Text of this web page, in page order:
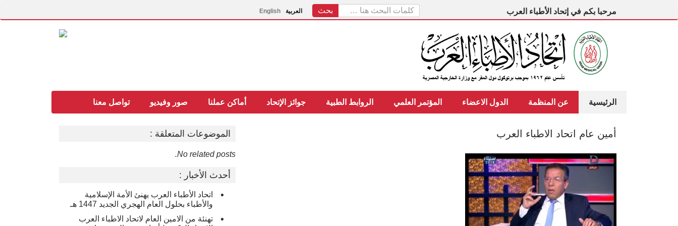
مرحبا بكم في إتحاد الأطباء العرب العربية English
الرئيسية عن المنظمة الدول الاعضاء المؤتمر العلمي الروابط الطبية جوائز الإتحاد أماكن عملنا صور وفيديو تواصل معنا
أمين عام اتحاد الاطباء العرب الموضوعات المتعلقة :
No related posts.
أحدث الأخبار :
اتحاد الأطباء العرب يهنئ الأمة الإسلامية
والأطباء بحلول العام الهجري الجديد 1447 هـ
تهنئة من الامين العام لاتحاد الاطباء العرب